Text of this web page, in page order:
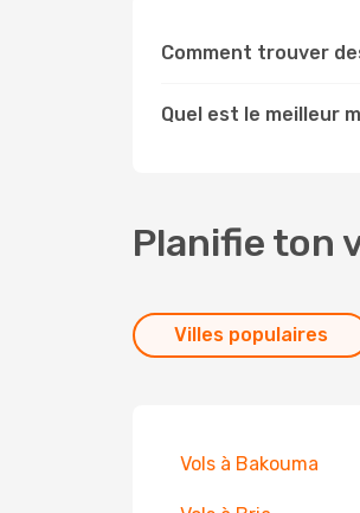
Comment trouver
Quel est le meilleur
Planifie ton
Villes populaires
Vols à Bakouma